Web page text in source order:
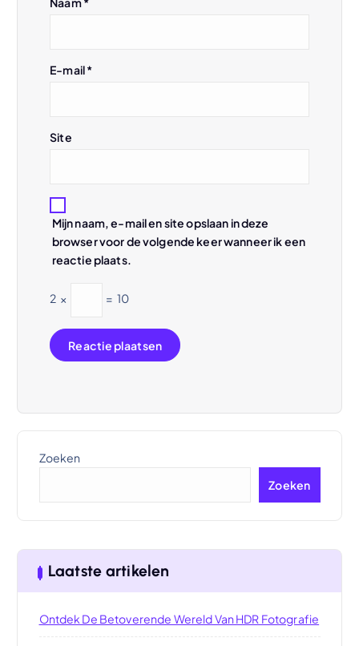
E-mail*
Site
Mijn naam, e-mail en site opslaan in deze
browser voor de volgende keer wanneer ik een
reactie plaats.
2 × = 10
Zoeken
Zoeken
Laatste artikelen
Ontdek De Betoverende Wereld Van HDR Fotografie